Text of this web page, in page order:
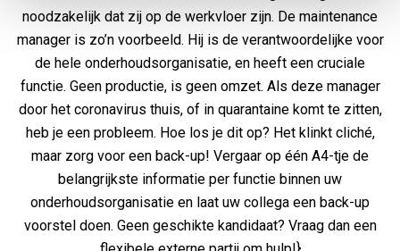
noodzakelijk dat zij op de werkvloer zijn. De maintenance
manager is zo’n voorbeeld. Hij is de verantwoordelijke voor
de hele onderhoudsorganisatie, en heeft een cruciale
functie. Geen productie, is geen omzet. Als deze manager
door het coronavirus thuis, of in quarantaine komt te zitten,
heb je een probleem. Hoe los je dit op? Het klinkt cliché,
maar zorg voor een back-up! Vergaar op één A4-tje de
belangrijkste informatie per functie binnen uw
onderhoudsorganisatie en laat uw collega een back-up
voorstel doen. Geen geschikte kandidaat? Vraag dan een